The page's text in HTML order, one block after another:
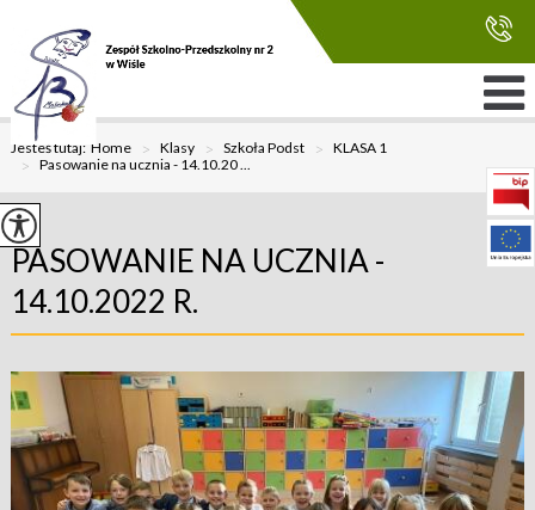
Jesteś tutaj: Home > Klasy > Szkoła Podst > KLASA 1
> Pasowanie na ucznia - 14.10.20 ...
PASOWANIE NA UCZNIA -
14.10.2022 R.